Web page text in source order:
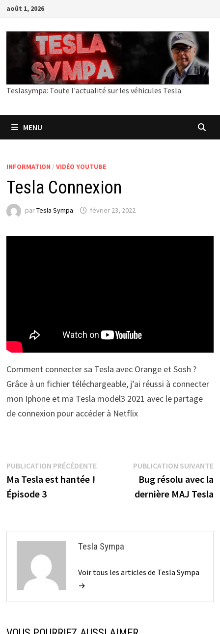
Passer
contenu
août 1, 2026
Teslasympa: Toute l'actualité sur les véhicules Tesla
MENU
INFORMATION / VIDÉO YOUTUBE
Tesla Connexion
parTesla Sympa février 23, 2022
Comment connecter sa Tesla avec Orange et Sosh ?
Grâce à un fichier téléchargeable, j’ai réussi à connecter
mon Iphone et ma Tesla model3 2021 avec le partage
de connexion pour accéder à Netflix
Navigation
de
l’article
PUBLICATION PRÉCÉDENTEPublication
précédente :
Ma Tesla est hantée !
Épisode 3
PUBLICATION SUIVANTE
Bug résolu avec la
dernière MAJ Tesla
Tesla Sympa
Voir tous les articles de Tesla Sympa
→